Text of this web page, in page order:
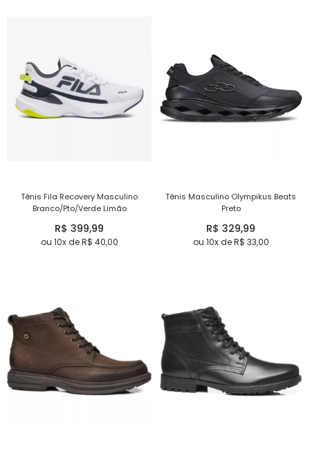
Tênis Fila Recovery Masculino
Branco/Pto/Verde Limão
R$ 399,99
ou 10x de R$ 40,00
Tênis Masculino Olympikus Beats
Preto
R$ 329,99
ou 10x de R$ 33,00